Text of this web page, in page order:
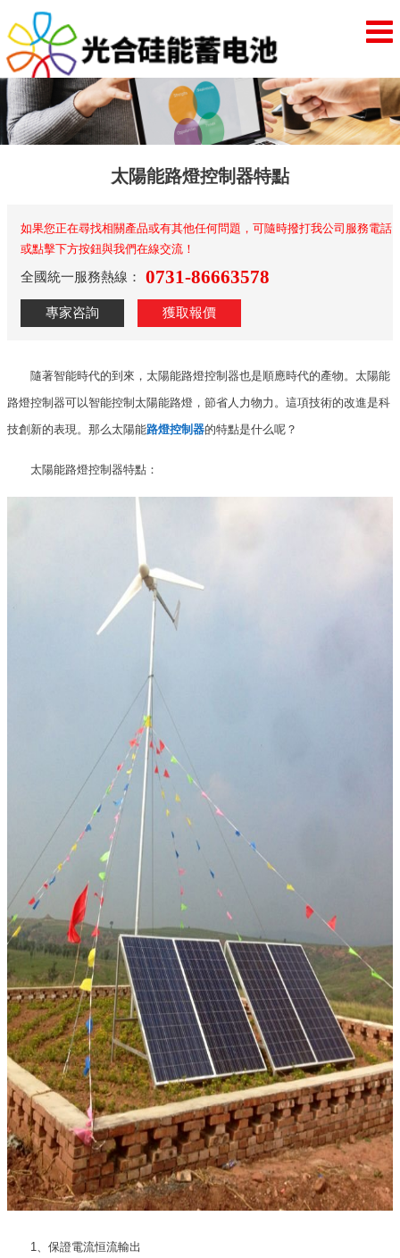
太陽能路燈控制器特點
如果您正在尋找相關產品或有其他任何問題，可隨時撥打我公司服務電話
或點擊下方按鈕與我們在線交流！
全國統一服務熱線： 0731-86663578
專家咨詢 獲取報價
隨著智能時代的到來，太陽能路燈控制器也是順應時代的產物。太陽能
路燈控制器可以智能控制太陽能路燈，節省人力物力。這項技術的改進是科
技創新的表現。那么太陽能路燈控制器的特點是什么呢？
太陽能路燈控制器特點：
1、保證電流恒流輸出